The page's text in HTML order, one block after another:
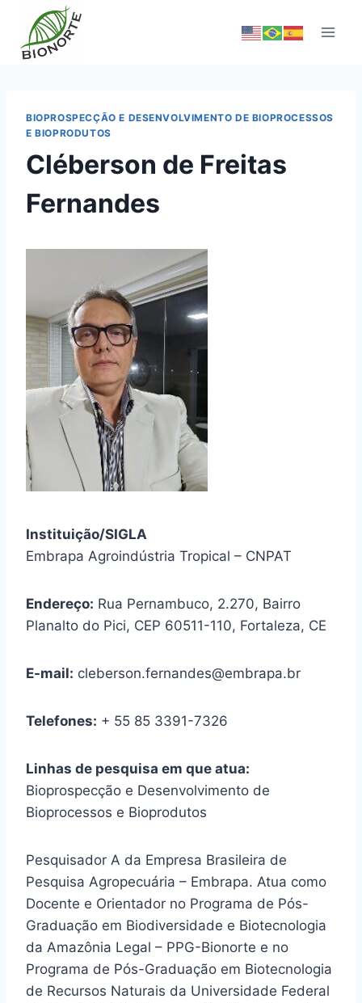
BIOPROSPECÇÃO E DESENVOLVIMENTO DE BIOPROCESSOS
E BIOPRODUTOS
Cléberson de Freitas
Fernandes
Instituição/SIGLA
Embrapa Agroindústria Tropical – CNPAT
Endereço: Rua Pernambuco, 2.270, Bairro
Planalto do Pici, CEP 60511-110, Fortaleza, CE
E-mail: cleberson.fernandes@embrapa.br
Telefones: + 55 85 3391-7326
Linhas de pesquisa em que atua:
Bioprospecção e Desenvolvimento de
Bioprocessos e Bioprodutos
Pesquisador A da Empresa Brasileira de
Pesquisa Agropecuária – Embrapa. Atua como
Docente e Orientador no Programa de Pós-
Graduação em Biodiversidade e Biotecnologia
da Amazônia Legal – PPG-Bionorte e no
Programa de Pós-Graduação em Biotecnologia
de Recursos Naturais da Universidade Federal